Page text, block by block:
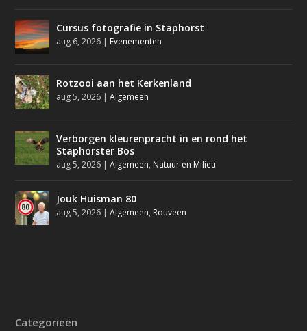
Cursus fotografie in Staphorst
aug 6, 2026 | Evenementen
Rotzooi aan het Kerkenland
aug 5, 2026 |Algemeen
Verborgen kleurenpracht in en rond het
Staphorster Bos
aug 5, 2026 |Algemeen, Natuur en Milieu
Jouk Huisman 80
aug 5, 2026 |Algemeen, Rouveen
Categorieën